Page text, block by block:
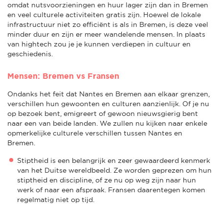
omdat nutsvoorzieningen en huur lager zijn dan in Bremen
en veel culturele activiteiten gratis zijn. Hoewel de lokale
infrastructuur niet zo efficiënt is als in Bremen, is deze veel
minder duur en zijn er meer wandelende mensen. In plaats
van hightech zou je je kunnen verdiepen in cultuur en
geschiedenis.
Mensen: Bremen vs Fransen
Ondanks het feit dat Nantes en Bremen aan elkaar grenzen,
verschillen hun gewoonten en culturen aanzienlijk. Of je nu
op bezoek bent, emigreert of gewoon nieuwsgierig bent
naar een van beide landen. We zullen nu kijken naar enkele
opmerkelijke culturele verschillen tussen Nantes en
Bremen.
Stiptheid is een belangrijk en zeer gewaardeerd kenmerk
van het Duitse wereldbeeld. Ze worden geprezen om hun
stiptheid en discipline, of ze nu op weg zijn naar hun
werk of naar een afspraak. Fransen daarentegen komen
regelmatig niet op tijd.